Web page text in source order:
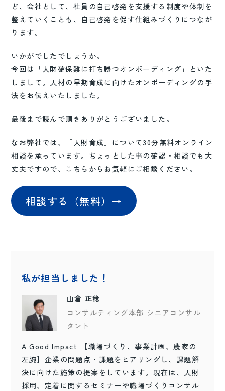
ど、会社として、社員の自己啓発を支援する制度や体制を
整えていくことも、自己啓発を促す仕組みづくりにつなが
ります。
いかがでしたでしょうか。
今回は「人財確保難に打ち勝つオンボーディング」といた
しまして。人材の早期育成に向けたオンボーディングの手
法をお伝えいたしました。
最後まで読んで頂きありがとうございました。
なお弊社では、「人財育成」について30分無料オンライン
相談を承っています。ちょっとした事の確認・相談でも大
丈夫ですので、こちらからお気軽にご相談ください。
相談する（無料）→
私が担当しました！
山倉 正稔
コンサルティング本部 シニアコンサル
タント
A Good Impact 【職場づくり、事業計画、農家の
左腕】企業の問題点・課題をヒアリングし、課題解
決に向けた施策の提案をしています。現在は、人財
採用、定着に関するセミナーや職場づくりコンサル